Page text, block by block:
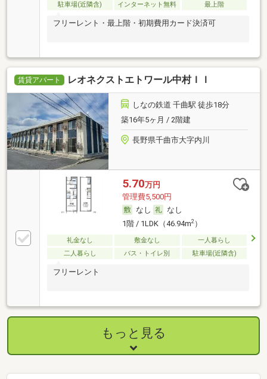
駐車場(近隣含)
インターネット無料 最上階
フリーレント・最上階・初期費用カード決済可
賃貸アパート レオネクストエトワール中村ＩＩ
しなの鉄道 千曲駅 徒歩18分
築16年5ヶ月 / 2階建
長野県千曲市大字内川
5.70万円
管理費5,500円
なし
なし
1階 / 1LDK（46.94m2）
礼金なし 敷金なし
一人暮らし
二人暮らし
バス・トイレ別 駐車場(近隣含)
フリーレント
もっと見る